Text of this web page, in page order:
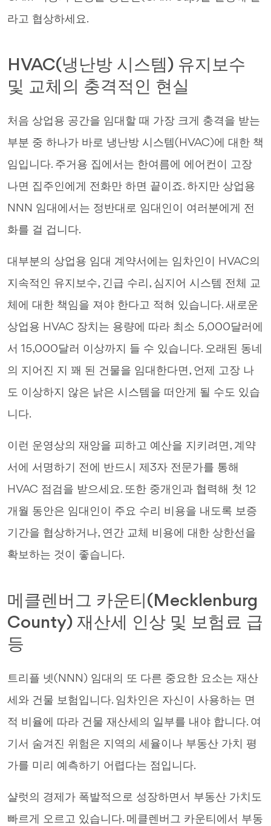
라고 협상하세요.
HVAC(냉난방 시스템) 유지보수
및 교체의 충격적인 현실
처음 상업용 공간을 임대할 때 가장 크게 충격을 받는
부분 중 하나가 바로 냉난방 시스템(HVAC)에 대한 책
임입니다. 주거용 집에서는 한여름에 에어컨이 고장
나면 집주인에게 전화만 하면 끝이죠. 하지만 상업용
NNN 임대에서는 정반대로 임대인이 여러분에게 전
화를 걸 겁니다.
대부분의 상업용 임대 계약서에는 임차인이 HVAC의
지속적인 유지보수, 긴급 수리, 심지어 시스템 전체 교
체에 대한 책임을 져야 한다고 적혀 있습니다. 새로운
상업용 HVAC 장치는 용량에 따라 최소 5,000달러에
서 15,000달러 이상까지 들 수 있습니다. 오래된 동네
의 지어진 지 꽤 된 건물을 임대한다면, 언제 고장 나
도 이상하지 않은 낡은 시스템을 떠안게 될 수도 있습
니다.
이런 운영상의 재앙을 피하고 예산을 지키려면, 계약
서에 서명하기 전에 반드시 제3자 전문가를 통해
HVAC 점검을 받으세요. 또한 중개인과 협력해 첫 12
개월 동안은 임대인이 주요 수리 비용을 내도록 보증
기간을 협상하거나, 연간 교체 비용에 대한 상한선을
확보하는 것이 좋습니다.
메클렌버그 카운티(Mecklenburg
County) 재산세 인상 및 보험료 급
등
트리플 넷(NNN) 임대의 또 다른 중요한 요소는 재산
세와 건물 보험입니다. 임차인은 자신이 사용하는 면
적 비율에 따라 건물 재산세의 일부를 내야 합니다. 여
기서 숨겨진 위험은 지역의 세율이나 부동산 가치 평
가를 미리 예측하기 어렵다는 점입니다.
샬럿의 경제가 폭발적으로 성장하면서 부동산 가치도
빠르게 오르고 있습니다. 메클렌버그 카운티에서 부동